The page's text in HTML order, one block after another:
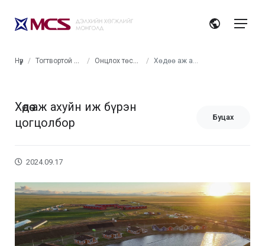
Нүүр Тогтвортой хөгжил Онцлох төслүүд Хөдөө аж ахуйн иж бүрэн цогцолбор
Хөдөө аж ахуйн иж бүрэн
цогцолбор
Буцах
2024.09.17